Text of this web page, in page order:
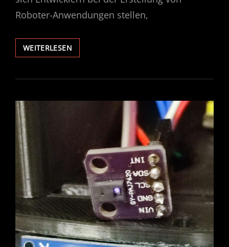
Roboter-Anwendungen stellen,
WEITERLESENC3PO
–
PROJEKT
ROS